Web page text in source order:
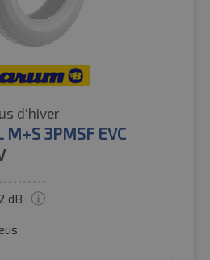
d'hiver
M+S 3PMSF EVC
dB